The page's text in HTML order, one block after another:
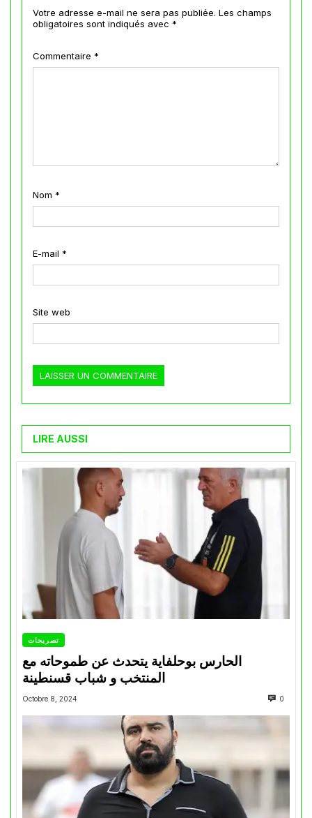
Votre adresse e-mail ne sera pas publiée. Les champs
obligatoires sont indiqués avec *
Commentaire *
Nom *
E-mail *
Site web
LIRE AUSSI
تصريحات
الحارس بوحلفاية يتحدث عن طموحاته مع
المنتخب و شباب قسنطينة
Octobre 8, 2024 0